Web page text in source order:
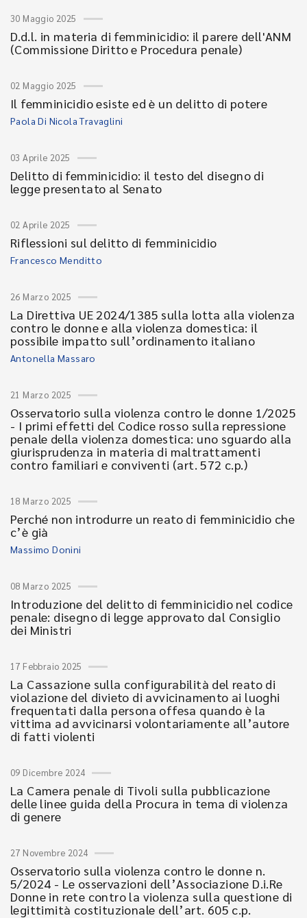
30 Maggio 2025
D.d.l. in materia di femminicidio: il parere dell'ANM
(Commissione Diritto e Procedura penale)
02 Maggio 2025
Il femminicidio esiste ed è un delitto di potere
Paola Di Nicola Travaglini
03 Aprile 2025
Delitto di femminicidio: il testo del disegno di
legge presentato al Senato
02 Aprile 2025
Riflessioni sul delitto di femminicidio
Francesco Menditto
26 Marzo 2025
La Direttiva UE 2024/1385 sulla lotta alla violenza
contro le donne e alla violenza domestica: il
possibile impatto sull’ordinamento italiano
Antonella Massaro
21 Marzo 2025
Osservatorio sulla violenza contro le donne 1/2025
- I primi effetti del Codice rosso sulla repressione
penale della violenza domestica: uno sguardo alla
giurisprudenza in materia di maltrattamenti
contro familiari e conviventi (art. 572 c.p.)
18 Marzo 2025
Perché non introdurre un reato di femminicidio che
c’è già
Massimo Donini
08 Marzo 2025
Introduzione del delitto di femminicidio nel codice
penale: disegno di legge approvato dal Consiglio
dei Ministri
17 Febbraio 2025
La Cassazione sulla configurabilità del reato di
violazione del divieto di avvicinamento ai luoghi
frequentati dalla persona offesa quando è la
vittima ad avvicinarsi volontariamente all’autore
di fatti violenti
09 Dicembre 2024
La Camera penale di Tivoli sulla pubblicazione
delle linee guida della Procura in tema di violenza
di genere
27 Novembre 2024
Osservatorio sulla violenza contro le donne n.
5/2024 - Le osservazioni dell’Associazione D.i.Re
Donne in rete contro la violenza sulla questione di
legittimità costituzionale dell’art. 605 c.p.